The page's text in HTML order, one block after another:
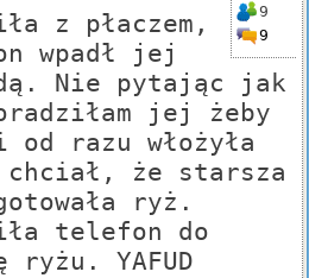
9
9
z płaczem,
wpadł jej
Nie pytając jak
jej żeby
od razu włożyła
chciał, że starsza
ryż.
telefon do
YAFUD